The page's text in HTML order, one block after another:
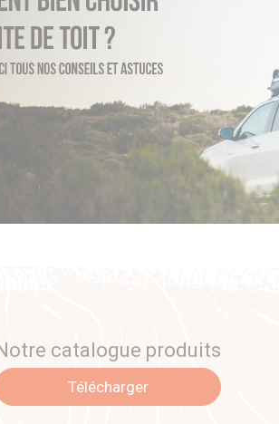
catalogue produits
Télécharger